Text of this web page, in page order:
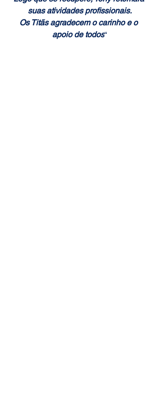
suas atividades profissionais.
Os Titãs agradecem o carinho e o
apoio de todos“